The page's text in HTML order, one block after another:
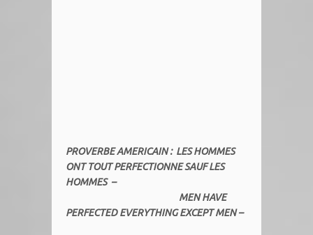
PROVERBE AMERICAIN : LES HOMMES
ONT TOUT PERFECTIONNE SAUF LES
HOMMES –
MEN HAVE
PERFECTED EVERYTHING EXCEPT MEN –